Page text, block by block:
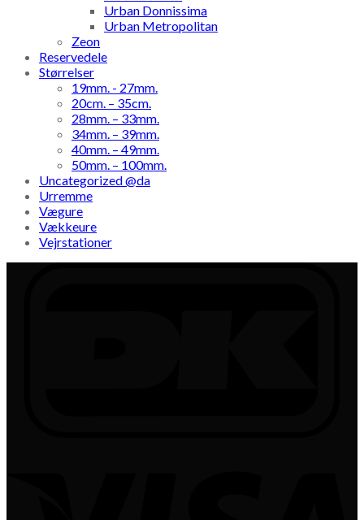
Urban Donnissima
Urban Metropolitan
Zeon
Reservedele
Størrelser
19mm. - 27mm.
20cm. – 35cm.
28mm. – 33mm.
34mm. – 39mm.
40mm. – 49mm.
50mm. – 100mm.
Uncategorized @da
Urremme
Vægure
Vækkeure
Vejrstationer